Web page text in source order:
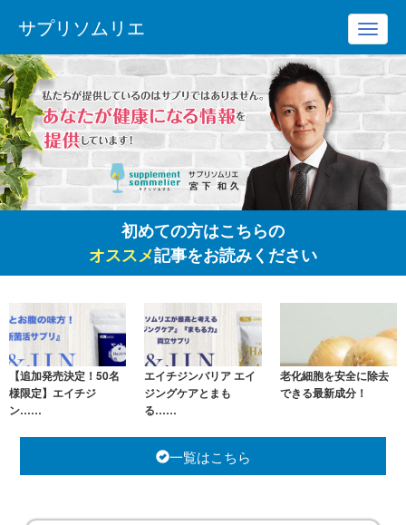
サプリソムリエ
初めての方はこちらの
オススメ記事をお読みください
【追加発売決定！50名
様限定】エイチジ
ン……
エイチジンバリア エイ
ジングケアとまも
る……
老化細胞を安全に除去
できる最新成分！
一覧はこちら